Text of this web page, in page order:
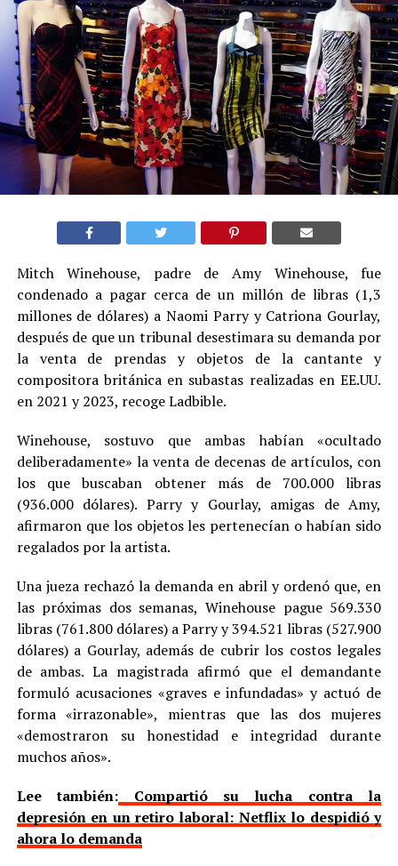
Mitch Winehouse, padre de Amy Winehouse, fue
condenado a pagar cerca de un millón de libras (1,3
millones de dólares) a Naomi Parry y Catriona Gourlay,
después de que un tribunal desestimara su demanda por
la venta de prendas y objetos de la cantante y
compositora británica en subastas realizadas en EE.UU.
en 2021 y 2023, recoge Ladbible.
Winehouse, sostuvo que ambas habían «ocultado
deliberadamente» la venta de decenas de artículos, con
los que buscaban obtener más de 700.000 libras
(936.000 dólares). Parry y Gourlay, amigas de Amy,
afirmaron que los objetos les pertenecían o habían sido
regalados por la artista.
Una jueza rechazó la demanda en abril y ordenó que, en
las próximas dos semanas, Winehouse pague 569.330
libras (761.800 dólares) a Parry y 394.521 libras (527.900
dólares) a Gourlay, además de cubrir los costos legales
de ambas. La magistrada afirmó que el demandante
formuló acusaciones «graves e infundadas» y actuó de
forma «irrazonable», mientras que las dos mujeres
«demostraron su honestidad e integridad durante
muchos años».
Lee también: Compartió su lucha contra la
depresión en un retiro laboral: Netflix lo despidió y
ahora lo demanda